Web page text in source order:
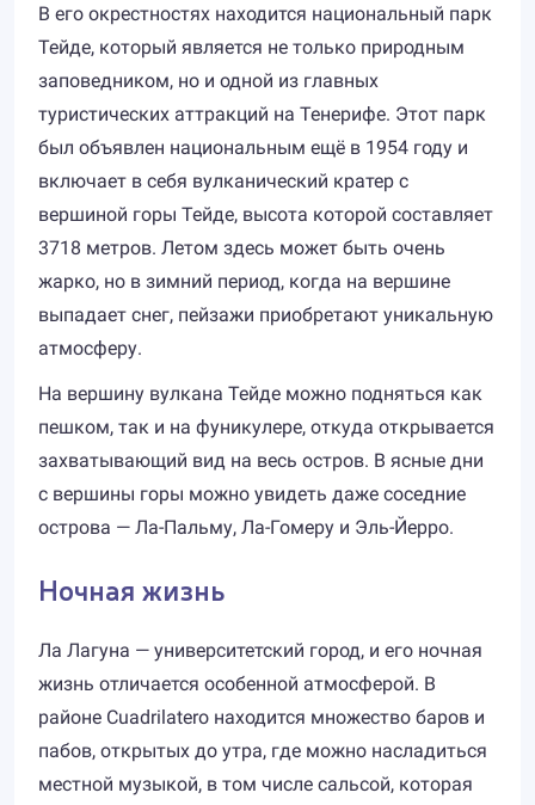
В его окрестностях находится национальный парк
Тейде, который является не только природным
заповедником, но и одной из главных
туристических аттракций на Тенерифе. Этот парк
был объявлен национальным ещё в 1954 году и
включает в себя вулканический кратер с
вершиной горы Тейде, высота которой составляет
3718 метров. Летом здесь может быть очень
жарко, но в зимний период, когда на вершине
выпадает снег, пейзажи приобретают уникальную
атмосферу.
На вершину вулкана Тейде можно подняться как
пешком, так и на фуникулере, откуда открывается
захватывающий вид на весь остров. В ясные дни
с вершины горы можно увидеть даже соседние
острова — Ла-Пальму, Ла-Гомеру и Эль-Йерро.
Ночная жизнь
Ла Лагуна — университетский город, и его ночная
жизнь отличается особенной атмосферой. В
районе Cuadrilatero находится множество баров и
пабов, открытых до утра, где можно насладиться
местной музыкой, в том числе сальсой, которая